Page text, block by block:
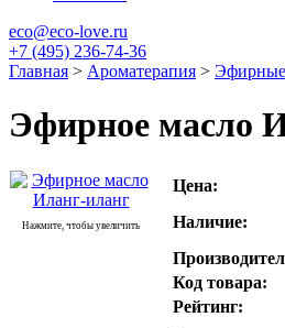
eco@eco-love.ru
+7 (495) 236-74-36
Главная > Ароматерапия > Эфирные
Эфирное масло
Нажмите, чтобы увеличить
Цена:
Наличие:
Код товара:
Рейтинг: